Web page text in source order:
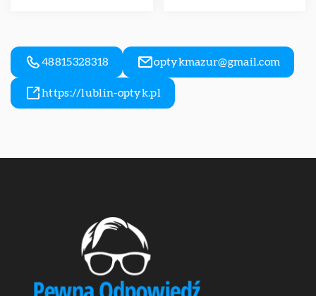
48815328318 optykmazur@gmail.com
https://lublin-optyk.pl